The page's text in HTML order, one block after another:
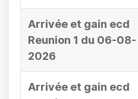
Arrivée et gain ecd
Reunion 1 du 06-08-
2026
Arrivée et gain ecd